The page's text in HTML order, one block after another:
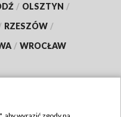
/ OLSZTYN /
RZESZÓW /
/ WROCŁAW